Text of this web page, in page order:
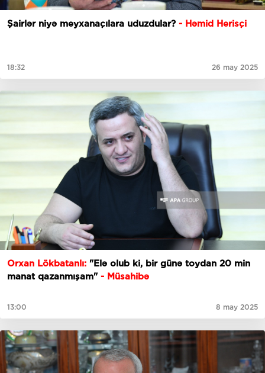
Şairlər niyə meyxanaçılara uduzdular? - Həmid Herisçi
18:32 26 may 2025
Orxan Lökbatanlı: "Elə olub ki, bir günə toydan 20 min
manat qazanmışam"- Müsahibə
13:00 8 may 2025